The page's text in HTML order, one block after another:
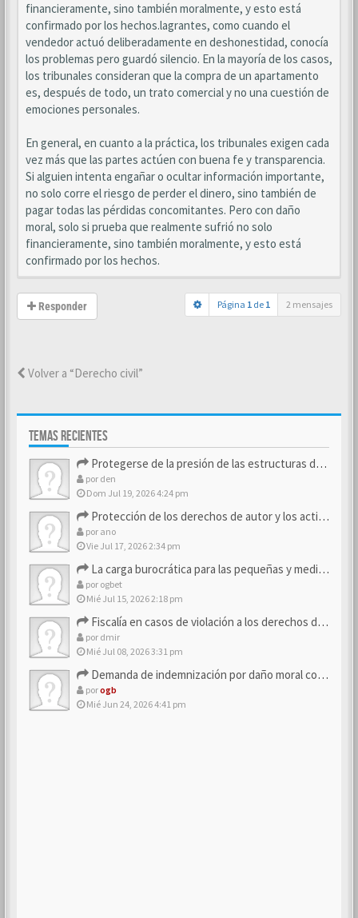
financieramente, sino también moralmente, y esto está
confirmado por los hechos.lagrantes, como cuando el
vendedor actuó deliberadamente en deshonestidad, conocía
los problemas pero guardó silencio. En la mayoría de los casos,
los tribunales consideran que la compra de un apartamento
es, después de todo, un trato comercial y no una cuestión de
emociones personales.
En general, en cuanto a la práctica, los tribunales exigen cada
vez más que las partes actúen con buena fe y transparencia.
Si alguien intenta engañar o ocultar información importante,
no solo corre el riesgo de perder el dinero, sino también de
pagar todas las pérdidas concomitantes. Pero con daño
moral, solo si prueba que realmente sufrió no solo
financieramente, sino también moralmente, y esto está
confirmado por los hechos.
Responder Página 1 de 1 2 mensajes
Volver a “Derecho civil”
TEMAS RECIENTES
Protegerse de la presión de las estructuras de control
por den
Dom Jul 19, 2026 4:24 pm
Protección de los derechos de autor y los activos de marca
por ano
Vie Jul 17, 2026 2:34 pm
La carga burocrática para las pequeñas y medianas empresas
por ogbet
Mié Jul 15, 2026 2:18 pm
Fiscalía en casos de violación a los derechos de los consum…
por dmir
Mié Jul 08, 2026 3:31 pm
Demanda de indemnización por daño moral contra la empresa
porogb
Mié Jun 24, 2026 4:41 pm